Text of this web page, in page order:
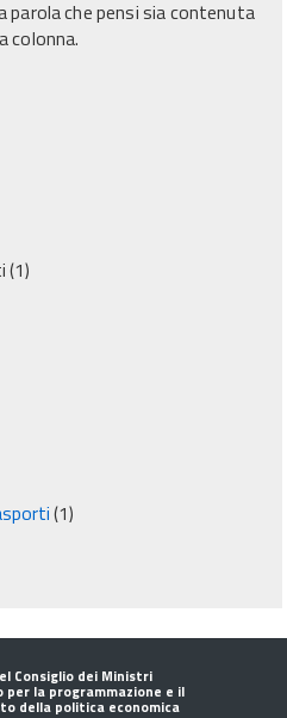
parola che pensi sia contenuta
colonna.
(1)
(1)
Consiglio dei Ministri
la programmazione e il
della politica economica